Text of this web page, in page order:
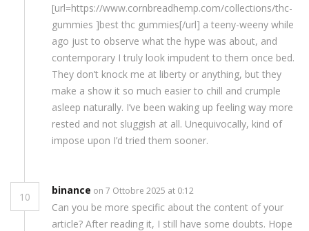
[url=https://www.cornbreadhemp.com/collections/thc-
gummies ]best thc gummies[/url] a teeny-weeny while
ago just to observe what the hype was about, and
contemporary I truly look impudent to them once bed.
They don’t knock me at liberty or anything, but they
make a show it so much easier to chill and crumple
asleep naturally. I’ve been waking up feeling way more
rested and not sluggish at all. Unequivocally, kind of
impose upon I’d tried them sooner.
10
binance on 7 Ottobre 2025 at 0:12
Can you be more specific about the content of your
article? After reading it, I still have some doubts. Hope